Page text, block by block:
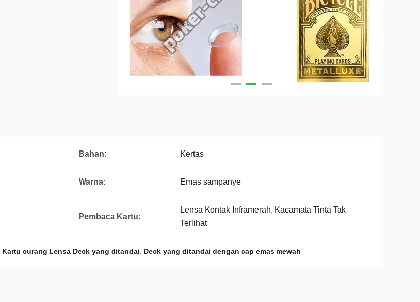
Bahan: Kertas
Warna: Emas sampanye
Pembaca Kartu:
Lensa Kontak Inframerah, Kacamata Tinta Tak
Terlihat
Kartu curang Lensa Deck yang ditandai, Deck yang ditandai dengan cap emas mewah